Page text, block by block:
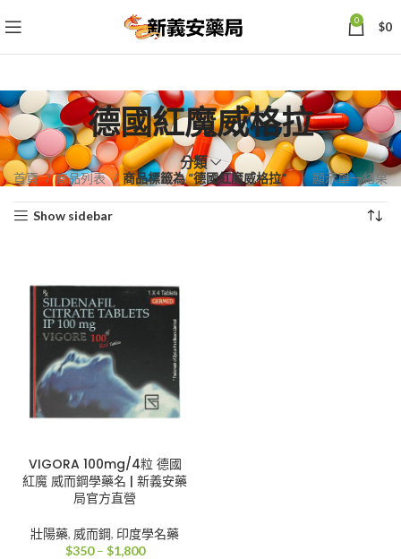
0 $0
德國紅魔威格拉
分類
首頁 商品列表 商品標籤為 “德國紅魔威格拉” 顯示單一結果
Show sidebar
VIGORA 100mg/4粒 德國
紅魔 威而鋼學藥名 | 新義安藥
局官方直營
壯陽藥, 威而鋼, 印度學名藥
$350 – $1,800價